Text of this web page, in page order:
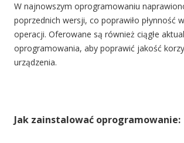
W najnowszym oprogramowaniu
poprzednich wersji, co poprawiło płynność
operacji. Oferowane są również ciągłe
oprogramowania, aby poprawić jakość
urządzenia.
Jak zainstalować oprogramowanie: